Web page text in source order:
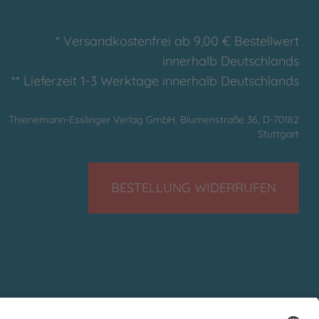
* Versandkostenfrei ab 9,00 € Bestellwert
innerhalb Deutschlands
** Lieferzeit 1-3 Werktage innerhalb Deutschlands
Thienemann-Esslinger Verlag GmbH, Blumenstraße 36, D-70182
Stuttgart
BESTELLUNG WIDERRUFEN